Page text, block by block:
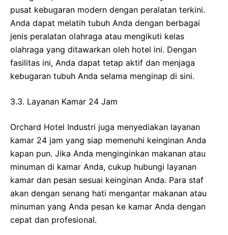
pusat kebugaran modern dengan peralatan terkini.
Anda dapat melatih tubuh Anda dengan berbagai
jenis peralatan olahraga atau mengikuti kelas
olahraga yang ditawarkan oleh hotel ini. Dengan
fasilitas ini, Anda dapat tetap aktif dan menjaga
kebugaran tubuh Anda selama menginap di sini.
3.3. Layanan Kamar 24 Jam
Orchard Hotel Industri juga menyediakan layanan
kamar 24 jam yang siap memenuhi keinginan Anda
kapan pun. Jika Anda menginginkan makanan atau
minuman di kamar Anda, cukup hubungi layanan
kamar dan pesan sesuai keinginan Anda. Para staf
akan dengan senang hati mengantar makanan atau
minuman yang Anda pesan ke kamar Anda dengan
cepat dan profesional.